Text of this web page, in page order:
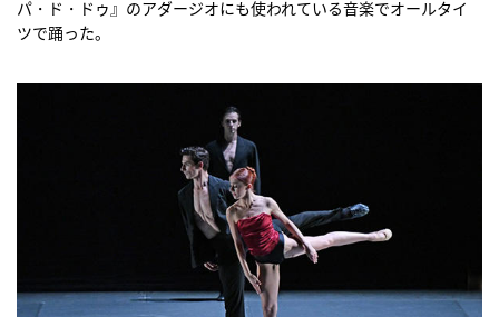
パ・ド・ドゥ』のアダージオにも使われている音楽でオールタイ
ツで踊った。